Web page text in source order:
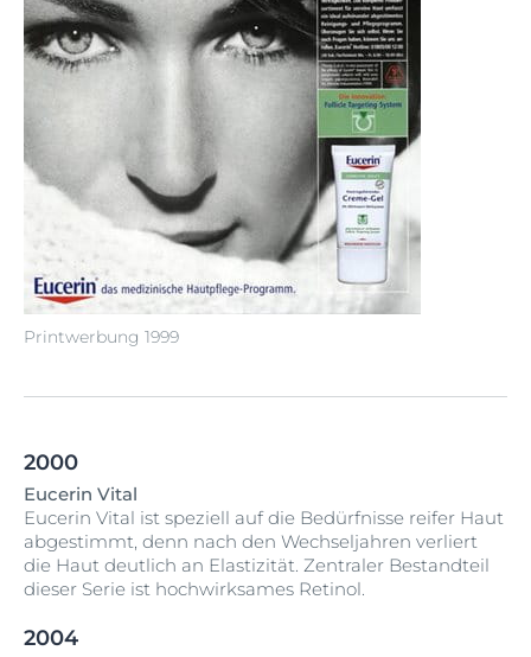
Printwerbung 1999
2000
Eucerin Vital
Eucerin Vital ist speziell auf die Bedürfnisse reifer Haut
abgestimmt, denn nach den Wechseljahren verliert
die Haut deutlich an Elastizität. Zentraler Bestandteil
dieser Serie ist hochwirksames Retinol.
2004